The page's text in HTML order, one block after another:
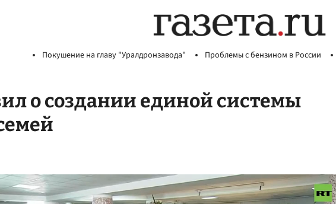
Покушение на главу "Уралдронзавода" Проблемы с бензином в России
о создании единой системы